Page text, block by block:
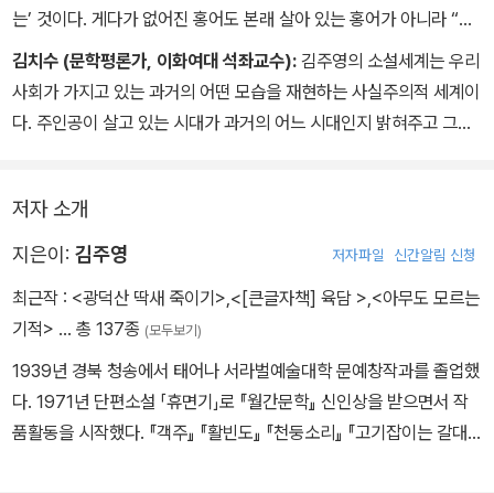
는’ 것이다. 게다가 없어진 홍어도 본래 살아 있는 홍어가 아니라 “언
제나 부엌 문설주에 너부죽하게 꿰어 매달려 연기와 그을음을 뒤집어
쓰고 있던” 말린 홍어, 즉 부재하는 아버지의 ‘별명’에 불과하다. 그것
은 메마른 상징일 뿐이다. 중요한 것은 그 마른 홍어를 살아나게 하는
고 싶은 홍어의 꿈, 하늘 높이 날고 싶은 가오리연의 꿈이 요동친다.
김치수 (문학평론가, 이화여대 석좌교수): 김주영의 소설세계는 우리
사회가 가지고 있는 과거의 어떤 모습을 재현하는 사실주의적 세계이
다. 주인공이 살고 있는 시대가 과거의 어느 시대인지 밝혀주고 그가
고 있는 여러 가지 양상과 의미가 오늘의 삶에 어떻게 연결되는지 질
문하고 깨닫게 된다.
저자 소개
지은이: 김주영 저자파일 신간알림 신청
최근작 : <광덕산 딱새 죽이기> <[큰글자책] 육담 > <아무도 모르는
기적> … 총 137종 (모두보기)
1939년 경북 청송에서 태어나 서라벌예술대학 문예창작과를 졸업했
다. 1971년 단편소설 「휴면기」로 『월간문학』 신인상을 받으면서 작
품활동을 시작했다. 『객주』 『활빈도』 『천둥소리』 『고기잡이는 갈대